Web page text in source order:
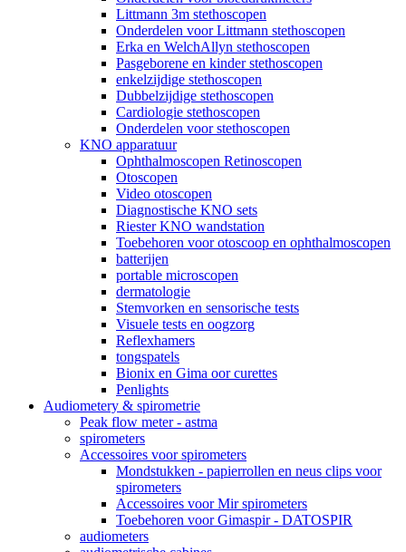
Littmann 3m stethoscopen
Onderdelen voor Littmann stethoscopen
Erka en WelchAllyn stethoscopen
Pasgeborene en kinder stethoscopen
enkelzijdige stethoscopen
Dubbelzijdige stethoscopen
Cardiologie stethoscopen
Onderdelen voor stethoscopen
KNO apparatuur
Ophthalmoscopen Retinoscopen
Otoscopen
Video otoscopen
Diagnostische KNO sets
Riester KNO wandstation
Toebehoren voor otoscoop en ophthalmoscopen
batterijen
portable microscopen
dermatologie
Stemvorken en sensorische tests
Visuele tests en oogzorg
Reflexhamers
tongspatels
Bionix en Gima oor curettes
Penlights
Audiometery & spirometrie
Peak flow meter - astma
spirometers
Accessoires voor spirometers
Mondstukken - papierrollen en neus clips voor
spirometers
Accessoires voor Mir spirometers
Toebehoren voor Gimaspir - DATOSPIR
audiometers